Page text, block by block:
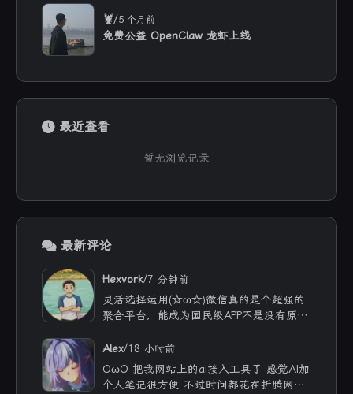
🦞/5 个月前
免费公益 OpenClaw 龙虾上线
最近查看
暂无浏览记录
最新评论
Hexvork/7 分钟前
灵活选择运用(☆ω☆)微信真的是个超强的
聚合平台，能成为国民级APP不是没有原因
Alex/18 小时前
OωO 把我网站上的ai接入工具了 感觉AI加
个人笔记很方便 不过时间都花在折腾网站